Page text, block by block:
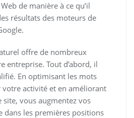
de manière à ce qu’il
résultats des moteurs de
offre de nombreux
entreprise. Tout d’abord, il
En optimisant les mots
activité et en améliorant
vous augmentez vos
dans les premières positions